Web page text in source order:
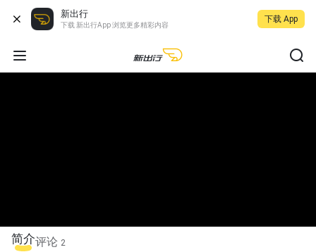
新出行
下载 新出行App 浏览更多精彩内容
下载 App
简介评论 2